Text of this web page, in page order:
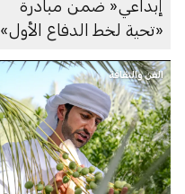
إبداعي« ضمن مبادرة
«تحية لخط الدفاع الأول»
الفن والثقافة